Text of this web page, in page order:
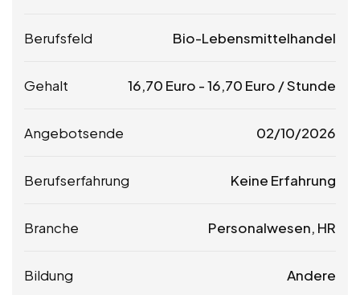
Berufsfeld Bio-Lebensmittelhandel
Gehalt 16,70 Euro -16,70 Euro / Stunde
Angebotsende 02/10/2026
Berufserfahrung Keine Erfahrung
Branche Personalwesen, HR
Bildung Andere